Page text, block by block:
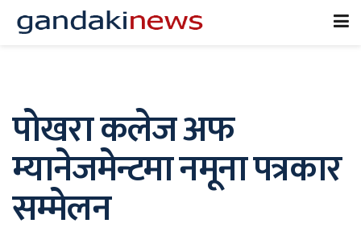
पोखरा कलेज अफ
म्यानेजमेन्टमा नमूना पत्रकार
सम्मेलन